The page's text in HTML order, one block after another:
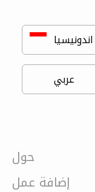
حول
إضافة عمل